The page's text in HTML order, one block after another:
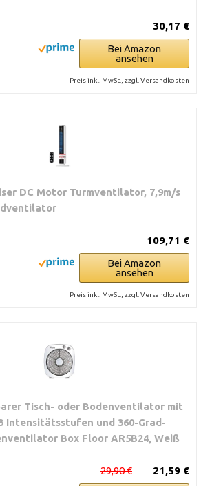
30,17 €
Bei Amazon
ansehen
Preis inkl. MwSt., zzgl. Versandkosten
DC Motor Turmventilator, 7,9m/s
109,71 €
Bei Amazon
ansehen
Preis inkl. MwSt., zzgl. Versandkosten
Tisch- oder Bodenventilator mit
Intensitätsstufen und 360-Grad-
Box Floor AR5B24, Weiß
21,59 €
29,90 €